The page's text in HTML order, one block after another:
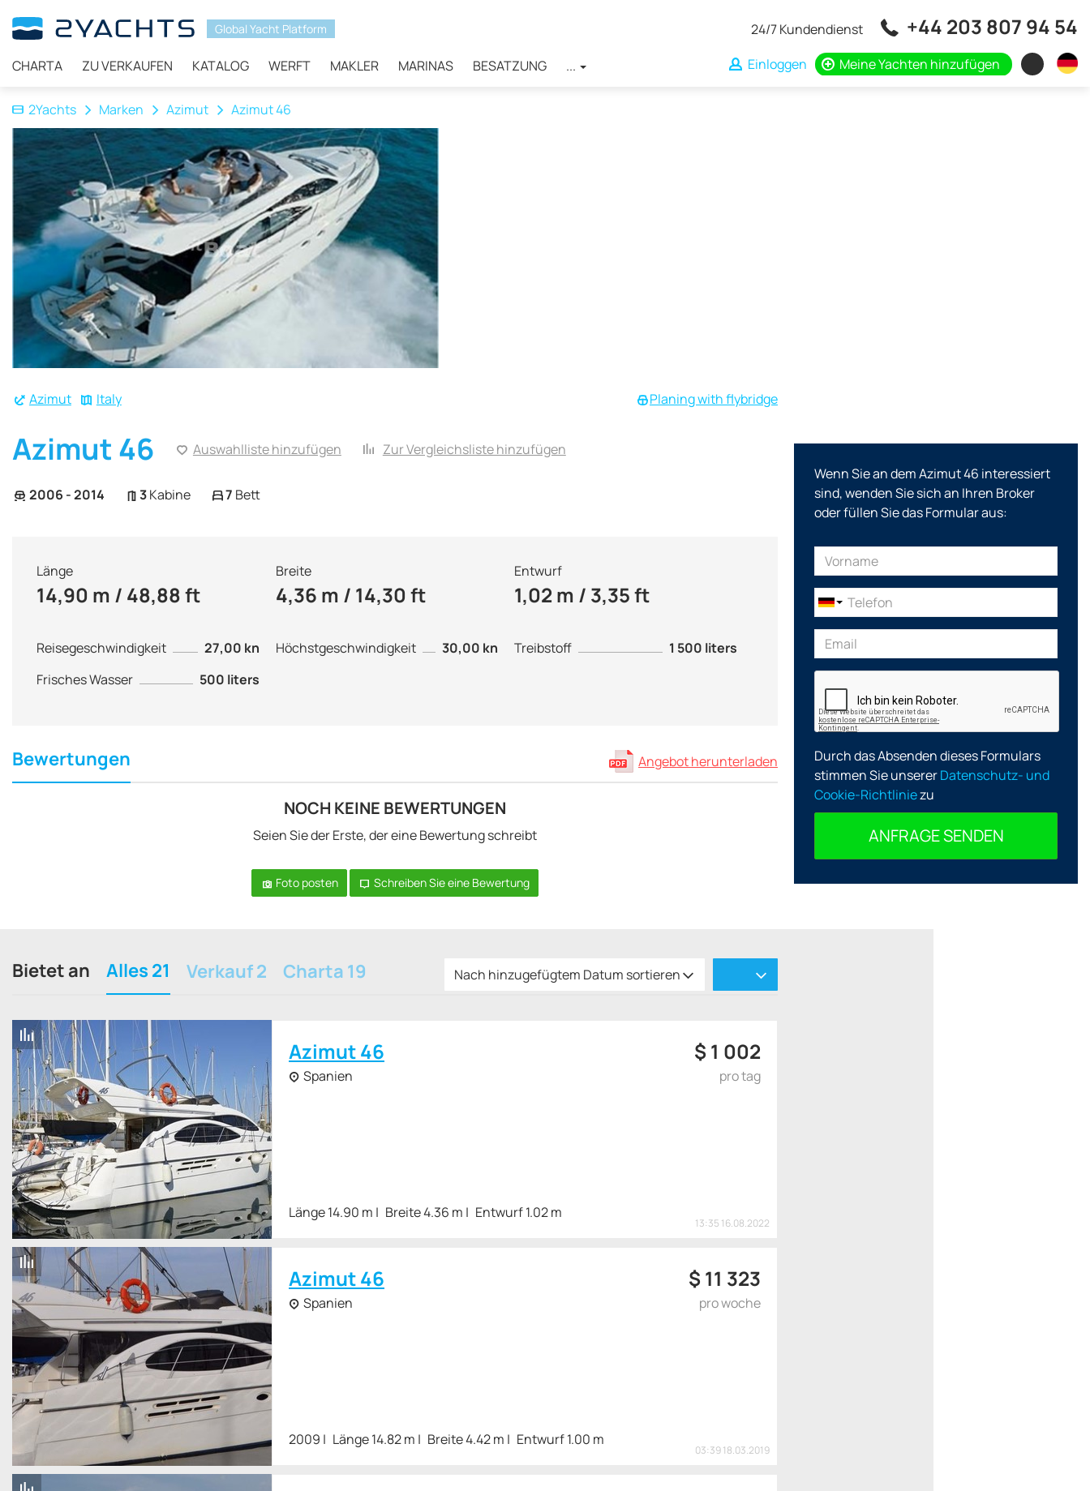
Global Yacht Platform
CHARTA ZU VERKAUFEN KATALOG WERFT MAKLER MARINAS BESATZUNG ...
24/7 Kundendienst +44 203 807 94 54
Einloggen Meine Yachten hinzufügen
2Yachts Marken Azimut Azimut 46
Azimut Italy Planing with flybridge
Azimut 46 Auswahlliste hinzufügen Zur Vergleichsliste hinzufügen
2006 - 2014 3Kabine 7 Bett
Länge
14,90 m / 48,88 ft
Breite
4,36 m / 14,30 ft
Entwurf
1,02 m / 3,35 ft
Reisegeschwindigkeit 27,00 kn Höchstgeschwindigkeit 30,00 kn Treibstoff
1 500 liters
Frisches Wasser
500 liters
Angebot herunterladen
Bewertungen
NOCH KEINE BEWERTUNGEN
Seien Sie der Erste, der eine Bewertung schreibt
Foto posten Schreiben Sie eine Bewertung
Bietet an Alles 21 Verkauf 2 Charta 19 Nach hinzugefügtem Datum sortieren
Azimut 46
Spanien
Länge 14.90 m Breite 4.36 m Entwurf 1.02 m
$ 1 002
pro tag
13:35 16.08.2022
Azimut 46
Spanien
2009 Länge 14.82 m Breite 4.42 m Entwurf 1.00 m
$ 11 323
pro woche
03:39 18.03.2019
Wenn Sie an dem Azimut 46 interessiert
sind, wenden Sie sich an Ihren Broker
oder füllen Sie das Formular aus:
Durch das Absenden dieses Formulars
stimmen Sie unsererDatenschutz- und
Cookie-Richtliniezu
ANFRAGE SENDEN